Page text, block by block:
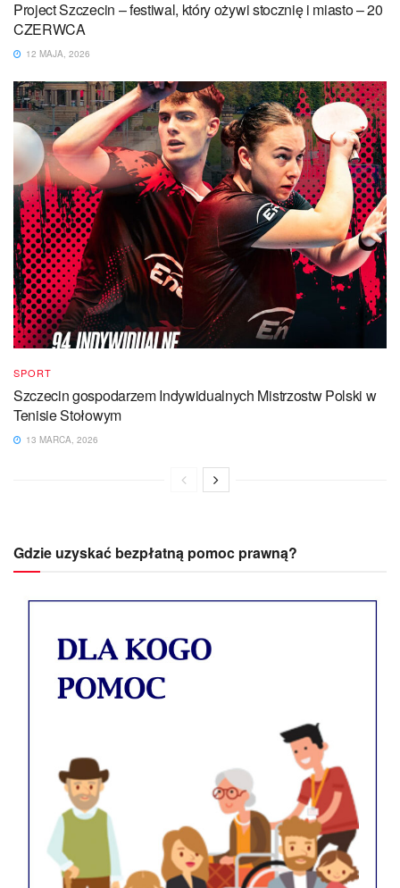
Project Szczecin – festiwal, który ożywi stocznię i miasto – 20
CZERWCA
12 MAJA, 2026
SPORT
Szczecin gospodarzem Indywidualnych Mistrzostw Polski w
Tenisie Stołowym
13 MARCA, 2026
Gdzie uzyskać bezpłatną pomoc prawną?